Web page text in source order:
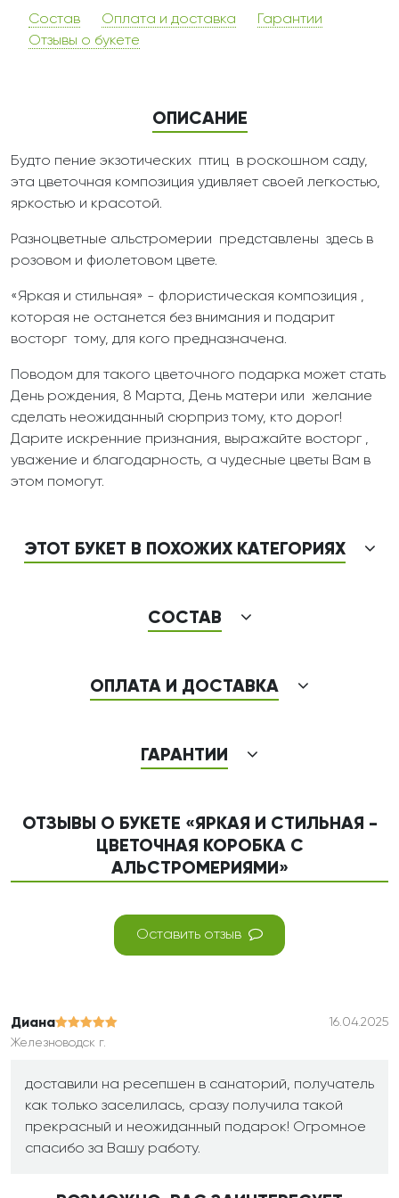
Состав Оплата и доставка
Гарантии
Отзывы о букете
ОПИСАНИЕ
Будто пение экзотических птиц в роскошном саду,
эта цветочная композиция удивляет своей легкостью,
яркостью и красотой.
Разноцветные альстромерии представлены здесь в
розовом и фиолетовом цвете.
«Яркая и стильная» - флористическая композиция ,
которая не останется без внимания и подарит
восторг тому, для кого предназначена.
Поводом для такого цветочного подарка может стать
День рождения, 8 Марта, День матери или желание
сделать неожиданный сюрприз тому, кто дорог!
Дарите искренние признания, выражайте восторг ,
уважение и благодарность, а чудесные цветы Вам в
этом помогут.
ЭТОТ БУКЕТ В ПОХОЖИХ КАТЕГОРИЯХ
СОСТАВ
ОПЛАТА И ДОСТАВКА
ГАРАНТИИ
ОТЗЫВЫ О БУКЕТЕ «ЯРКАЯ И СТИЛЬНАЯ -
ЦВЕТОЧНАЯ КОРОБКА С
АЛЬСТРОМЕРИЯМИ»
Оставить отзыв
Диана
16.04.2025
Железноводск г.
доставили на ресепшен в санаторий, получатель
как только заселилась, сразу получила такой
прекрасный и неожиданный подарок! Огромное
спасибо за Вашу работу.